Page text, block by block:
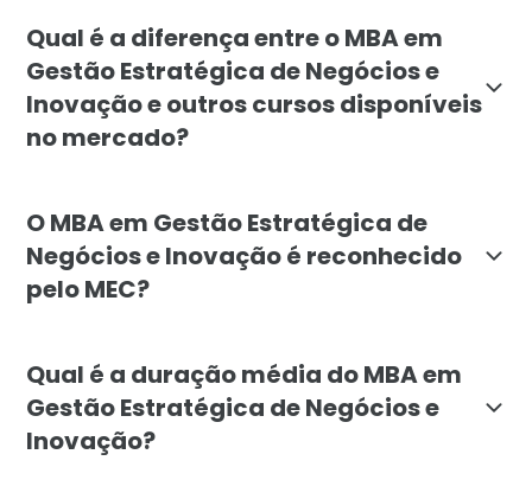
Qual é a diferença entre o MBA em
Gestão Estratégica de Negócios e
Inovação e outros cursos disponíveis
no mercado?
O MBA em Gestão Estratégica de
Negócios e Inovação é reconhecido
pelo MEC?
Qual é a duração média do MBA em
Gestão Estratégica de Negócios e
Inovação?